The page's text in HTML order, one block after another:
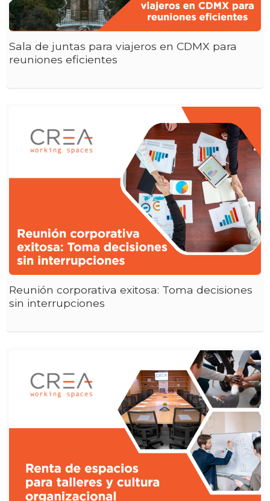
Sala de juntas para viajeros en CDMX para
reuniones eficientes
Reunión corporativa exitosa: Toma decisiones
sin interrupciones